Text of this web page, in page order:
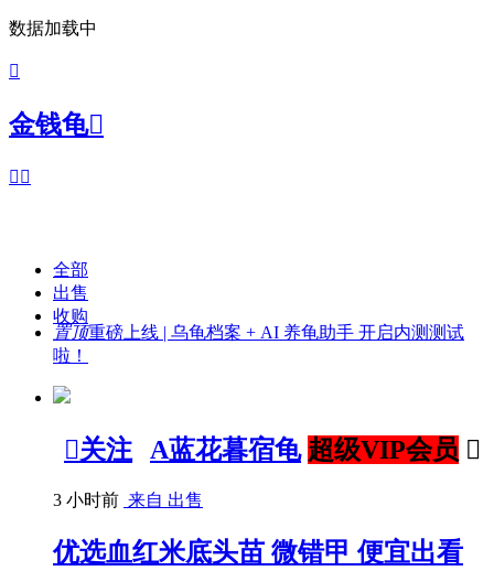
数据加载中

金钱龟
 
全部
出售
收购
置顶重磅上线 | 乌龟档案 + AI 养龟助手 开启内测测试
啦！
关注 A蓝花暮宿龟 超级VIP会员 
3 小时前 来自 出售
优选血红米底头苗 微错甲 便宜出看